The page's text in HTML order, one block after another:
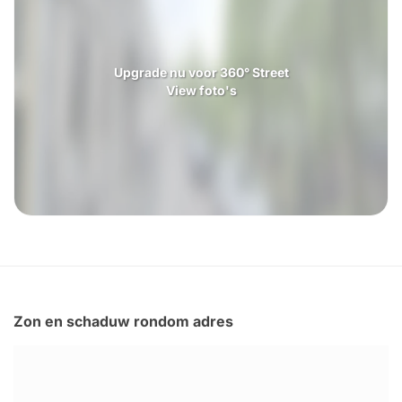
Upgrade nu voor 360° Street
View foto's
Zon en schaduw rondom adres